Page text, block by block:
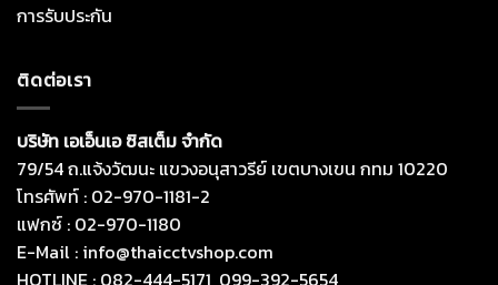
การรับประกัน
ติดต่อเรา
บริษัท เอเอ็นเอ ซิสเต็ม จำกัด
79/54 ถ.แจ้งวัฒนะ แขวงอนุสาวรีย์ เขตบางเขน กทม 10220
โทรศัพท์ : 02-970-1181-2
แฟกซ์ : 02-970-1180
E-Mail : info@thaicctvshop.com
HOTLINE : 082-444-5171, 099-392-5654